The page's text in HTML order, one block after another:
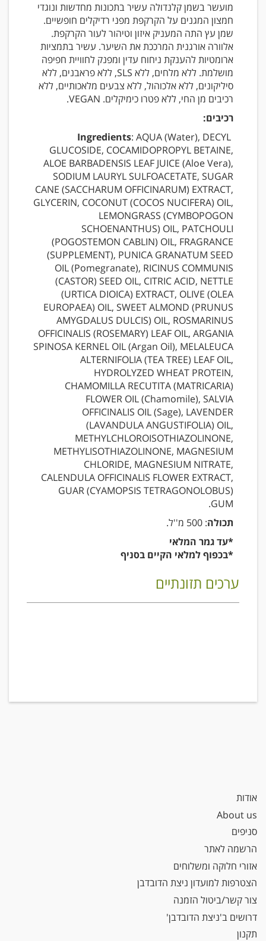
מועשר בשמן קלנדולה עשיר בתכונות מחדשות ונוגדי
חמצון המגנים על הקרקפת מפני רדיקלים חופשיים.
שמן עץ התה המעניק איזון וטיהור לעור הקרקפת.
אלוורה אורגנית המרככת את השיער. עשיר בתמציות
ארומטיות להענקת ניחוח עדין ומפנק לחוויית חפיפה
מושלמת. ללא מלחים, ללא SLS, ללא פראבנים, ללא
סיליקונים, ללא אלכוהול, ללא צבעים מלאכותיים, ללא
רכיבים מן החי, ללא פטרו כימיקלים. VEGAN.
רכיבים:
: AQUA (Water), DECYL
GLUCOSIDE, COCAMIDOPROPYL BETAINE,
ALOE BARBADENSIS LEAF JUICE (Aloe Vera),
SODIUM LAURYL SULFOACETATE, SUGAR
CANE (SACCHARUM OFFICINARUM) EXTRACT,
GLYCERIN, COCONUT (COCOS NUCIFERA) OIL,
LEMONGRASS (CYMBOPOGON
SCHOENANTHUS) OIL, PATCHOULI
(POGOSTEMON CABLIN) OIL, FRAGRANCE
(SUPPLEMENT), PUNICA GRANATUM SEED
OIL (Pomegranate), RICINUS COMMUNIS
(CASTOR) SEED OIL, CITRIC ACID, NETTLE
(URTICA DIOICA) EXTRACT, OLIVE (OLEA
EUROPAEA) OIL, SWEET ALMOND (PRUNUS
AMYGDALUS DULCIS) OIL, ROSMARINUS
OFFICINALIS (ROSEMARY) LEAF OIL, ARGANIA
SPINOSA KERNEL OIL (Argan Oil), MELALEUCA
ALTERNIFOLIA (TEA TREE) LEAF OIL,
HYDROLYZED WHEAT PROTEIN,
CHAMOMILLA RECUTITA (MATRICARIA)
FLOWER OIL (Chamomile), SALVIA
OFFICINALIS OIL (Sage), LAVENDER
(LAVANDULA ANGUSTIFOLIA) OIL,
METHYLCHLOROISOTHIAZOLINONE,
METHYLISOTHIAZOLINONE, MAGNESIUM
CHLORIDE, MAGNESIUM NITRATE,
CALENDULA OFFICINALIS FLOWER EXTRACT,
GUAR (CYAMOPSIS TETRAGONOLOBUS)
GUM.
תכולה: 500 מ''ל.
*עד גמר המלאי
*בכפוף למלאי הקיים בסניף
ערכים תזונתיים
אודות
About us
סניפים
הרשמה לאתר
אזורי חלוקה ומשלוחים
הצטרפות למועדון ניצת הדובדבן
צור קשר/ביטול הזמנה
דרושים ב'ניצת הדובדבן'
תקנון